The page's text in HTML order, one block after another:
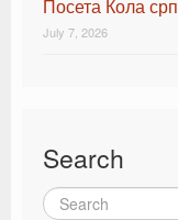
Посета Кола
July 7, 2026
Search